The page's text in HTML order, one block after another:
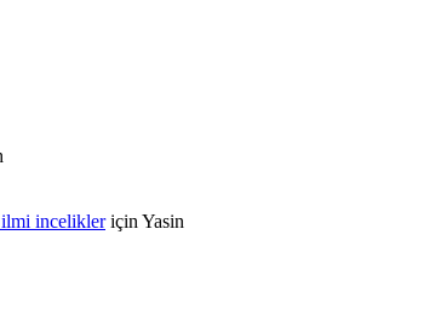
ilmi incelikleriçin Yasin